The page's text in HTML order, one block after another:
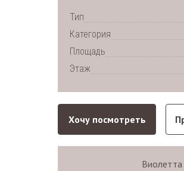
Тип
Категория
Площадь
Этаж
Хочу посмотреть
Виолетта